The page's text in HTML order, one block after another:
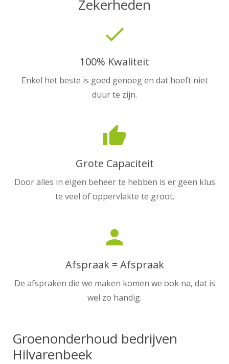
Zekerheden
done
100% Kwaliteit
Enkel het beste is goed genoeg en dat hoeft niet
duur te zijn.
thumb_up
Grote Capaciteit
Door alles in eigen beheer te hebben is er geen klus
te veel of oppervlakte te groot.
person
Afspraak = Afspraak
De afspraken die we maken komen we ook na, dat is
wel zo handig.
Groenonderhoud bedrijven
Hilvarenbeek